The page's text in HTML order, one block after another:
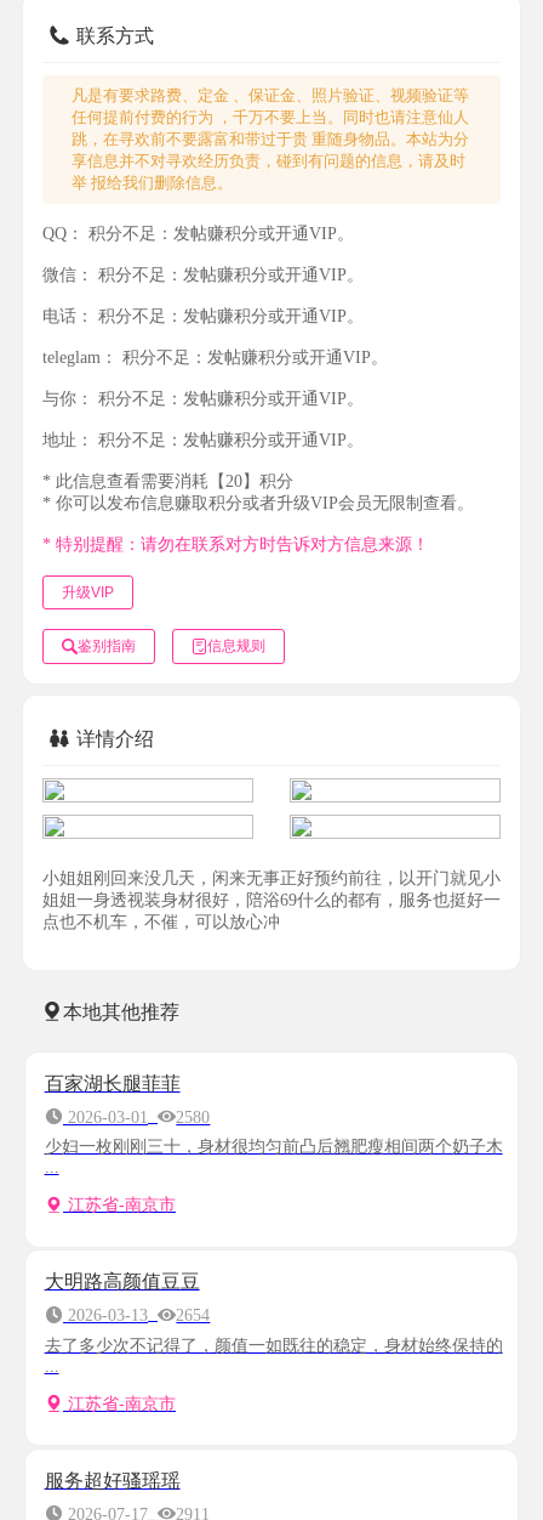
联系方式
凡是有要求路费、定金 、保证金、照片验证、视频验证等
任何提前付费的行为 ，千万不要上当。同时也请注意仙人
跳，在寻欢前不要露富和带过于贵 重随身物品。本站为分
享信息并不对寻欢经历负责，碰到有问题的信息，请及时
举 报给我们删除信息。
QQ： 积分不足：发帖赚积分或开通VIP。
微信： 积分不足：发帖赚积分或开通VIP。
电话： 积分不足：发帖赚积分或开通VIP。
teleglam： 积分不足：发帖赚积分或开通VIP。
与你： 积分不足：发帖赚积分或开通VIP。
地址： 积分不足：发帖赚积分或开通VIP。
* 此信息查看需要消耗【20】积分
* 你可以发布信息赚取积分或者升级VIP会员无限制查看。
* 特别提醒：请勿在联系对方时告诉对方信息来源！
升级VIP
鉴别指南 信息规则
详情介绍
小姐姐刚回来没几天，闲来无事正好预约前往，以开门就见小
姐姐一身透视装身材很好，陪浴69什么的都有，服务也挺好一
点也不机车，不催，可以放心冲
本地其他推荐
百家湖长腿菲菲
2026-03-01
2580
少妇一枚刚刚三十，身材很均匀前凸后翘肥瘦相间两个奶子木
...
江苏省-南京市
大明路高颜值豆豆
2026-03-13
2654
去了多少次不记得了，颜值一如既往的稳定，身材始终保持的
江苏省-南京市
服务超好骚瑶瑶
2026-07-17
2911